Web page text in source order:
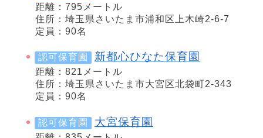
距離：795メートル
住所：埼玉県さいたま市浦和区上木崎2-6-7
定員：90名
認可保育園 新都心ひなた保育園
距離：821メートル
住所：埼玉県さいたま市大宮区北袋町2-343
定員：90名
認可保育園 大宮保育園